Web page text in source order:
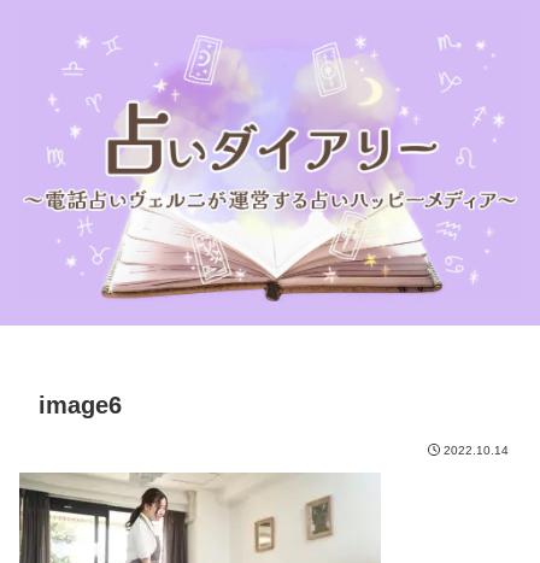
image6
2022.10.14